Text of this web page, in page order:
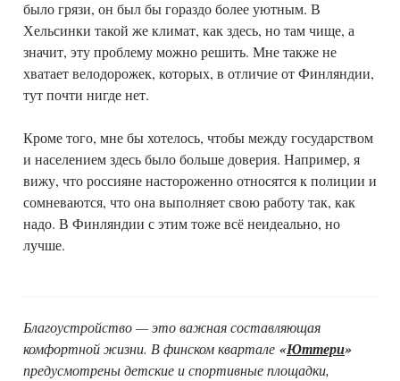
было грязи, он был бы гораздо более уютным. В
Хельсинки такой же климат, как здесь, но там чище, а
значит, эту проблему можно решить. Мне также не
хватает велодорожек, которых, в отличие от Финляндии,
тут почти нигде нет.
Кроме того, мне бы хотелось, чтобы между государством
и населением здесь было больше доверия. Например, я
вижу, что россияне настороженно относятся к полиции и
сомневаются, что она выполняет свою работу так, как
надо. В Финляндии с этим тоже всё неидеально, но
лучше.
Благоустройство — это важная составляющая
комфортной жизни. В финском квартале «Юттери»
предусмотрены детские и спортивные площадки,